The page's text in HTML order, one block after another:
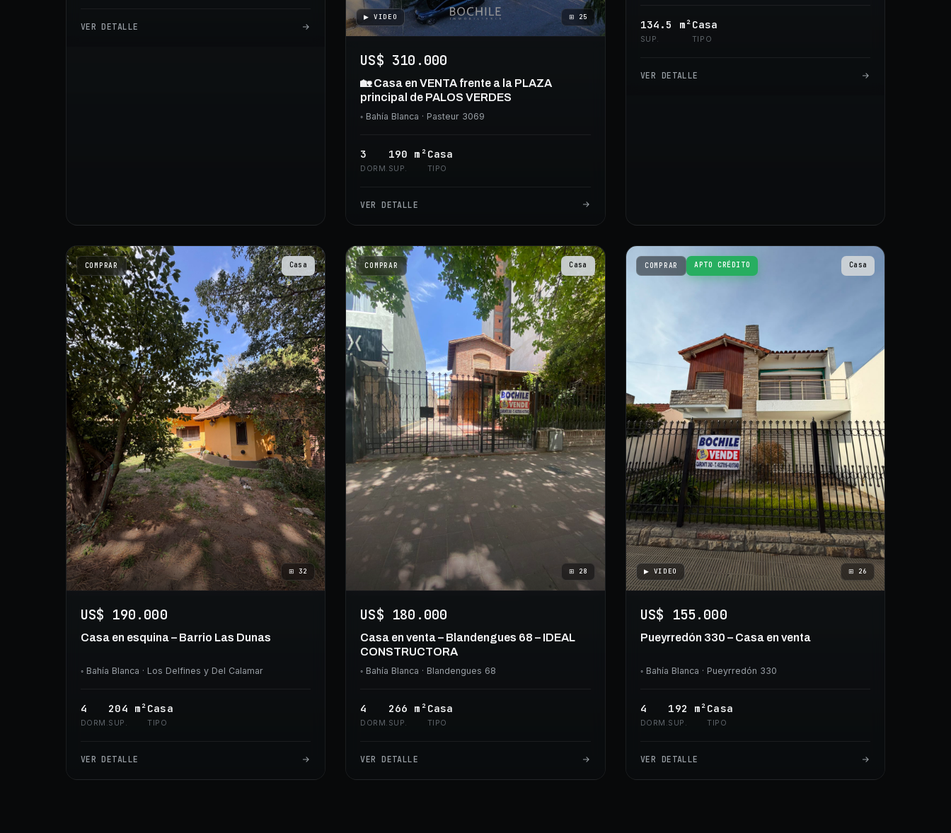
VER DETALLE
⊞ 25
▶ VIDEO
US$ 310.000
🏡 Casa en VENTA frente a la PLAZA
principal de PALOS VERDES
◦ Bahía Blanca · Pasteur 3069
3
DORM.
190 m²
SUP.
Casa
TIPO
VER DETALLE
134.5 m²
SUP.
Casa
TIPO
VER DETALLE
COMPRAR Casa
⊞32
US$ 190.000
Casa en esquina – Barrio Las Dunas
◦ Bahía Blanca · Los Delfines y Del Calamar
4
DORM.
204 m²
SUP.
Casa
TIPO
VER DETALLE
COMPRAR Casa
⊞ 28
US$ 180.000
Casa en venta – Blandengues 68 – IDEAL
CONSTRUCTORA
◦ Bahía Blanca · Blandengues 68
4
DORM.
266 m²
SUP.
Casa
TIPO
VER DETALLE
COMPRAR APTO CRÉDITO Casa
⊞ 26
▶ VIDEO
US$ 155.000
Pueyrredón 330 – Casa en venta
◦ Bahía Blanca · Pueyrredón 330
4
DORM.
192 m²
SUP.
Casa
TIPO
VER DETALLE